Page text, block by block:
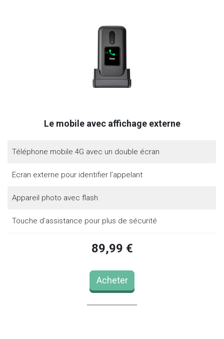
Le mobile avec affichage externe
Téléphone mobile 4G avec un double écran
Ecran externe pour identifier l’appelant
Appareil photo avec flash
Touche d’assistance pour plus de sécurité
89,99 €
Acheter